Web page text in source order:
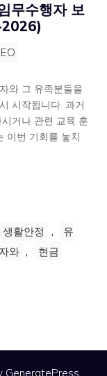
무수행자 보
와 그 유족분들을
시작됩니다. 과거
거나 관련 교육 훈
이번 기회를 놓치
생활안정 ,
유
와 , 현금
GeneratePress